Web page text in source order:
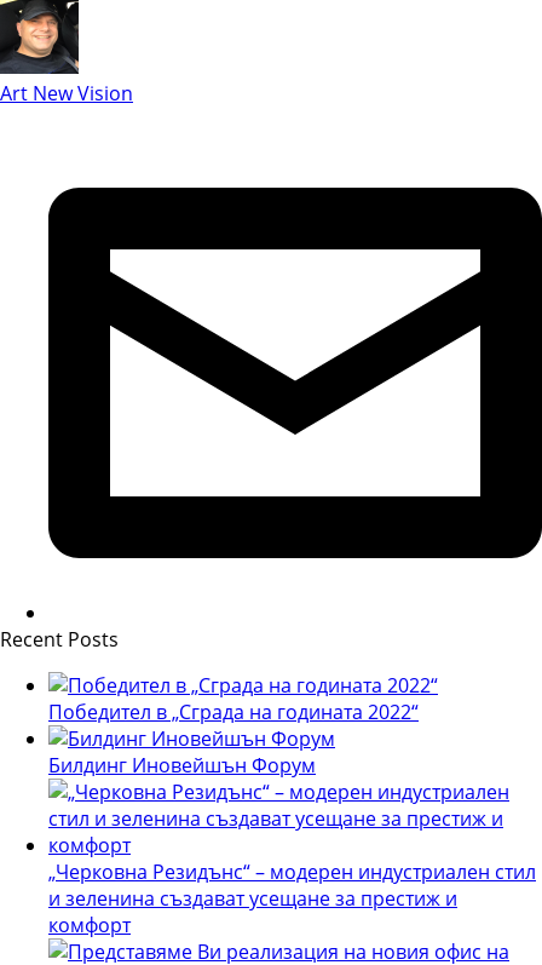
Art New Vision
Recent Posts
Победител в „Сграда на годината 2022“
Билдинг Иновейшън Форум
„Черковна Резидънс“ – модерен индустриален стил
и зеленина създават усещане за престиж и
комфорт